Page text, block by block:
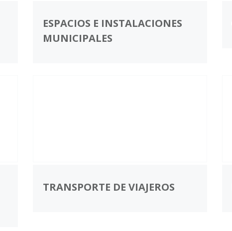
ESPACIOS E INSTALACIONES
MUNICIPALES
TRANSPORTE DE VIAJEROS